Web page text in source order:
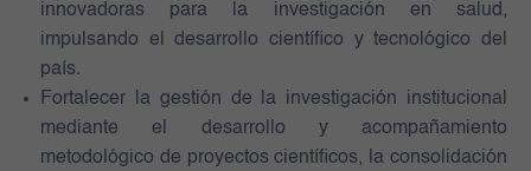
innovadoras para la investigación en salud,
impulsando el desarrollo científico y tecnológico del
país.
Fortalecer la gestión de la investigación institucional
mediante el desarrollo y acompañamiento
metodológico de proyectos científicos, la consolidación